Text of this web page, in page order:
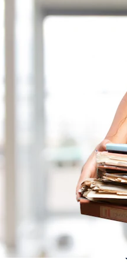
criativa para você
© 2010- 2026 Freepik Company